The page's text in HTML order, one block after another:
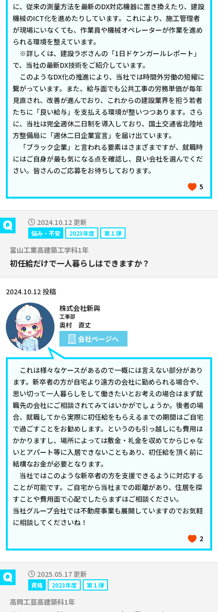
に、従来の測量方法を最新のDX対応機器に置き換えたり、建設
機械のICT化を進めたりしています。これにより、施工管理者
が現場にいなくても、作業員や機械オペレーターが作業を進め
られる環境を整えています。
※詳しくは、建設ラボさんの「1日ドケンガールレポート」
で、当社の最新DX技術をご紹介しています。
このようなDX化の推進により、当社では時間外労働の短縮に
繋がっています。また、給与面でも公共工事の労務単価が毎年
見直され、改善が進んでおり、これからの建設業界を担う若者
たちに「良い給与」を支払える環境が整いつつあります。さら
に、当社は完全週休二日制を導入しており、国土交通省北陸地
方整備局に「週休二日企業宣言」を届け出ています。
「ブラック企業」と言われる要素はさまざまですが、就職時
にはご自身が最も気になる点を確認し、良い会社を選んでくだ
さい。皆さんのご応募をお待ちしております。
5
2024.10.12 更新
悩み・不安 2023年度 第１弾
富山工業高建築工学科1年
初任給だけで一人暮らしはできますか？
2024.10.12 投稿
株式会社新興
工事部
奥村 直丈
会社ページへ
これは様々なケースがあるので一概には言えない部分があり
ます。新卒者の方が自宅より遠方の会社に勤められる場合や、
思い切って一人暮らしをして働きたいとお考えの場合はまず就
職先の会社にご相談されてみてはいかがでしょうか。後者の場
合、就職してから実際に初任給をもらえるまでの期間はご自宅
で過ごすことをお勧めします。というのも引っ越しにも費用は
かかりますし、場所によっては敷金・礼金を収めてからじゃな
いとアパート等に入居できないこともあり、初任給を頂く前に
結構なお金が必要となります。
当社ではこのような新卒者の方を支援できるように対応する
ことが可能です。ご自宅から当社までの距離があり、住居を探
すことや費用面で心配でしたらまずはご相談ください。
当社グループ会社では不動産事業も展開していますのでお気軽
に相談してくださいね！
2
2025.05.17 更新
資格 2023年度 第１弾
高岡工芸高建築科1年